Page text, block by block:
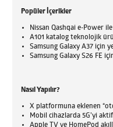
Popüler İçerikler
Nissan Qashqai e-Power
A101 katalog teknolojik
Samsung Galaxy A37 için
Samsung Galaxy S26 FE
Nasıl Yapılır?
X platformuna eklenen
Mobil cihazlarda 5G’yi
Apple TV ve HomePod